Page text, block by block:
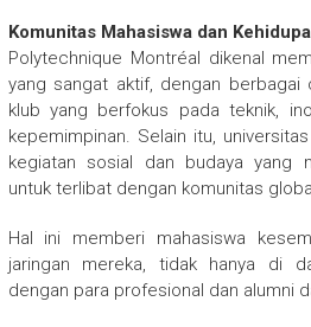
Komunitas Mahasiswa dan
Polytechnique Montréal dikenal
yang sangat aktif, dengan berbagai
klub yang berfokus pada teknik,
kepemimpinan. Selain itu,
kegiatan sosial dan budaya yang
untuk terlibat dengan komunitas
Hal ini memberi mahasiswa
jaringan mereka, tidak hanya di
dengan para profesional dan alumni